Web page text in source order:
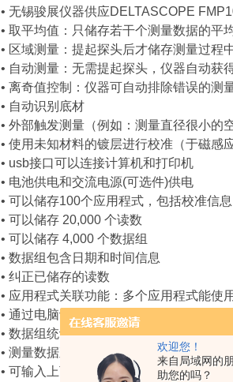
欢迎您！
来自局域网的
助您的吗？
• 无锡骏展仪器供应DELTASCOPE
• 取平均值：只储存若干个测量数据的平
• 区域测量：提起探头后才储存测量过程
• 自动测量：无需提起探头，仪器自动获
• 离奇值控制：仪器可自动排除错误的测
• 自动识别底材
• 外部触发测量（例如：测量直径很小的
• 使用未知材料的镀层进行校准（于磁感应
• usb接口可以连接计算机和打印机
• 电池供电和交流电源(可选件)供电
• 可以储存100个应用程式，包括校准信息
• 可以储存 20,000 个读数
• 可以储存 4,000 个数据组
• 数据组包含日期和时间信息
• 纠正已储存的读数
• 应用程式关联功能：多个应用程式能使
• 通过电脑计算机可以编辑应用程式名称
• 数据组统计值和所有数据统计值
• 测量数据直方图显示
• 可输入上下限公差并估算 cp 和 cpk值